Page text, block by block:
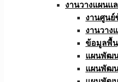
งานวางแผนเ
งานศูนย์
งานวาง
ข้อมูลพื้น
แผนพัฒน
แผนพัฒน